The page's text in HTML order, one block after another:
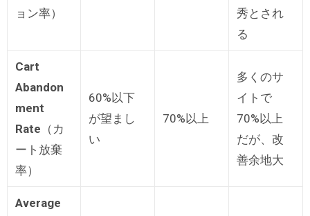
ョン率）
秀とされ
る
Cart
Abandon
ment
Rate （カ
ート放棄
率）
60%以下
が望まし
い
70%以上
多くのサ
イトで
70%以上
だが、改
善余地大
Average